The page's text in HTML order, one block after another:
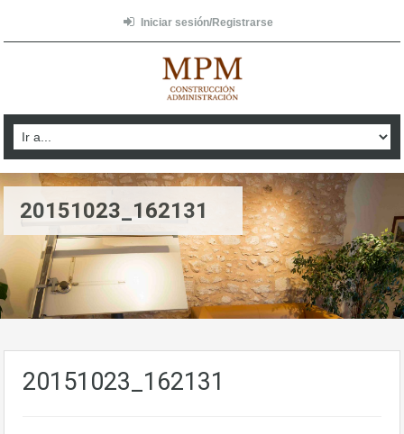
Iniciar sesión/Registrarse
20151023_162131
20151023_162131